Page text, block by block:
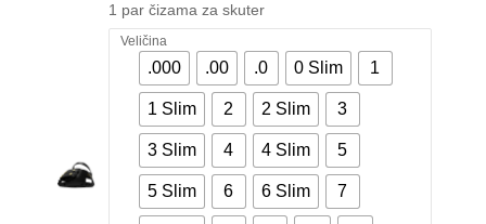
1 par čizama za skuter
Veličina
.000 .00 .0 0 Slim 1
1 Slim 2 2 Slim 3
3 Slim 4 4 Slim 5
5 Slim 6 6 Slim 7